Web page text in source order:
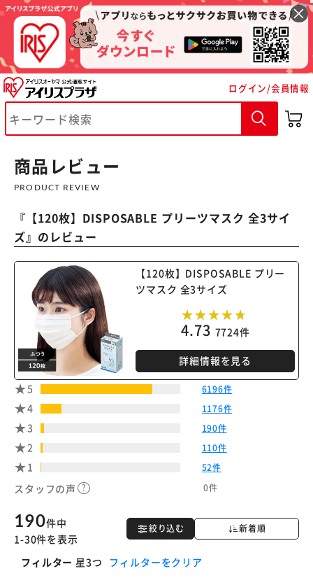
ログイン/会員情報
商品レビュー
PRODUCT REVIEW
『 【120枚】DISPOSABLE プリーツマスク 全3サイ
ズ』のレビュー
【120枚】DISPOSABLE プリー
ツマスク 全3サイズ
4.73 7724件
詳細情報を見る
5 6196件
4 1176件
3 190件
2 110件
1 52件
スタッフの声 0件
絞り込む 新着順
190件中
1-30件を表示
フィルター 星3つ フィルターをクリア
※ご確認ください
カートに入れる 購入手続きへ